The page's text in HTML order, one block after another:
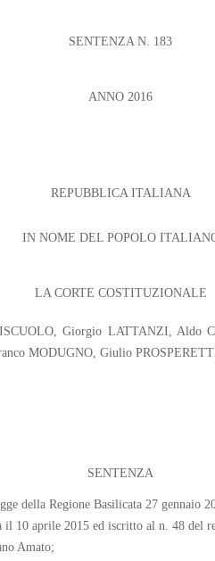
SENTENZA N. 183
ANNO 2016
REPUBBLICA ITALIANA
IN NOME DEL POPOLO
LA CORTE COSTITUZIONALE
Giorgio LATTANZI,
MODUGNO, Giulio
SENTENZA
della Regione Basilicata 27 gennaio
10 aprile 2015 ed iscritto al n. 48 del
Amato;